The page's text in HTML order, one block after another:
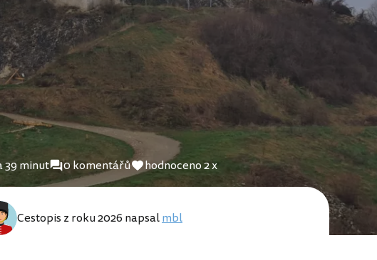
39 minut 0 komentářů hodnoceno 2 x
Cestopis z roku 2026 napsalmbl